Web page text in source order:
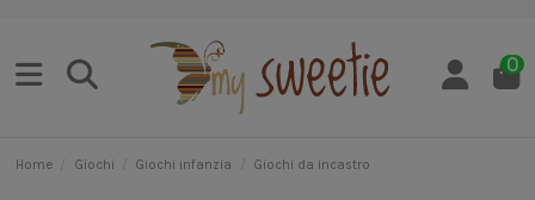
0
Home Giochi Giochi infanzia Giochi da incastro